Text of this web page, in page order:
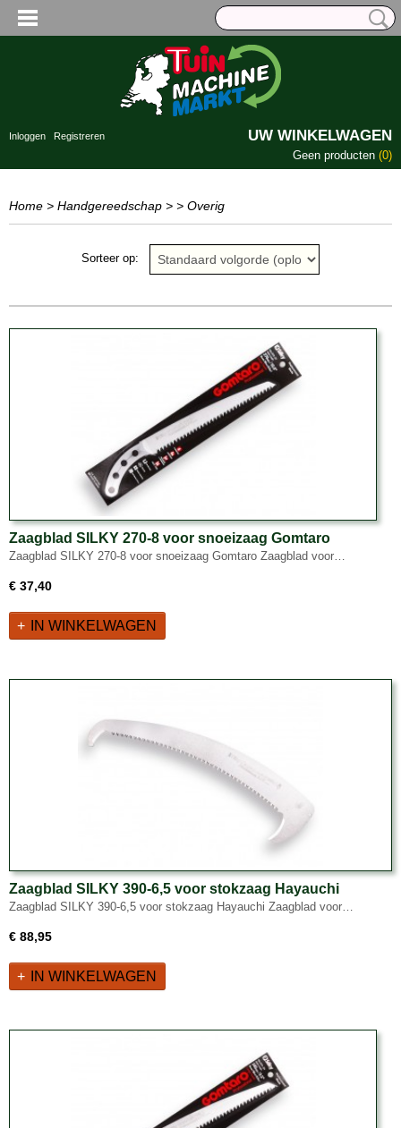
Inloggen Registreren UW WINKELWAGEN
Geen producten (0)
Home > Handgereedschap > > Overig
Sorteer op:
Zaagblad SILKY 270-8 voor snoeizaag Gomtaro
Zaagblad SILKY 270-8 voor snoeizaag Gomtaro Zaagblad voor…
€ 37,40
IN WINKELWAGEN
Zaagblad SILKY 390-6,5 voor stokzaag Hayauchi
Zaagblad SILKY 390-6,5 voor stokzaag Hayauchi Zaagblad voor…
€ 88,95
IN WINKELWAGEN